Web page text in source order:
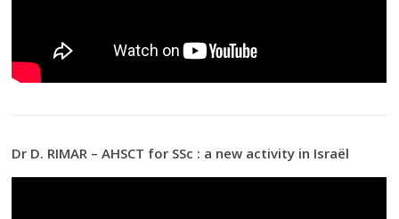
Dr D. RIMAR – AHSCT for SSc : a new activity in Israël